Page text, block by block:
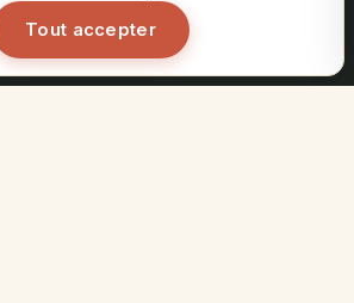
Tout accepter